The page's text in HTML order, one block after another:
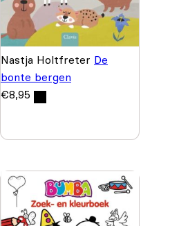
Nastja Holtfreter De
bonte bergen
€8,95